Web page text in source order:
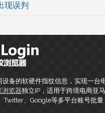
现误判
备的软硬件指纹信息，实现一台
浏览器独立IP，适用于跨境电商亚马
Twitter、Google等多平台账号批量